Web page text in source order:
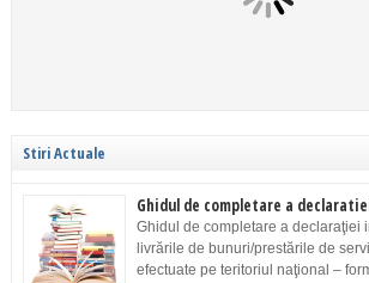
Stiri Actuale
Ghidul de completare a
Ghidul de completare a declaraţiei
livrările de bunuri/prestările de
efectuate pe teritoriul naţional –